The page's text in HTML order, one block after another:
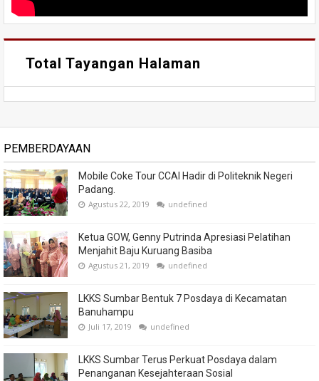
Total Tayangan Halaman
PEMBERDAYAAN
Mobile Coke Tour CCAI Hadir di Politeknik Negeri
Padang.
Agustus 22, 2019 undefined
Ketua GOW, Genny Putrinda Apresiasi Pelatihan
Menjahit Baju Kuruang Basiba
Agustus 21, 2019 undefined
LKKS Sumbar Bentuk 7 Posdaya di Kecamatan
Banuhampu
Juli 17, 2019 undefined
LKKS Sumbar Terus Perkuat Posdaya dalam
Penanganan Kesejahteraan Sosial